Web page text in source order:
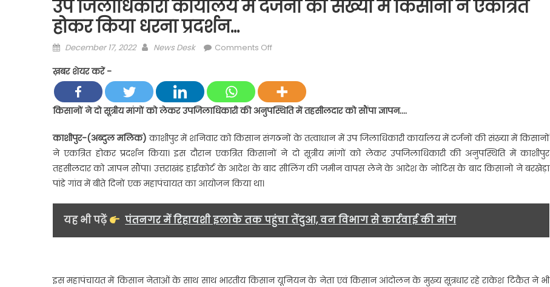
उप जिलाधिकारी कार्यालय में दर्जनों की संख्या में किसानों ने एकत्रित
होकर किया धरना प्रदर्शन…
Posted
December 17, 2022 Author
News Desk Comments Offon
कार्यालय
में
दर्जनों
संख्या
में
किसानों
होकर
किया
धरना
ख़बर शेयर करें -
किसानों ने दो सूत्रीय मांगों को लेकर उपजिलाधिकारी की अनुपस्थिति में तहसीलदार को सौंपा ज्ञापन….
काशीपुर-(अब्दुल मलिक) काशीपुर में शनिवार को किसान संगठनों के तत्वाधान में उप जिलाधिकारी कार्यालय में दर्जनों की संख्या में किसानों
ने एकत्रित होकर प्रदर्शन किया। इस दौरान एकत्रित किसानों ने दो सूत्रीय मांगों को लेकर उपजिलाधिकारी की अनुपस्थिति में काशीपुर
तहसीलदार को ज्ञापन सौंपा। उत्तराखंड हाईकोर्ट के आदेश के बाद सीलिंग की जमीन वापस लेने के आदेश के नोटिस के बाद किसानो ने बरखेड़ा
पांडे गांव में बीते दिनों एक महापंचायत का आयोजन किया था।
यह भी पढ़ें पंतनगर में रिहायशी इलाके तक पहुंचा तेंदुआ, वन विभाग से कार्रवाई की मांग
इस महापंचायत में किसान नेताओं के साथ साथ भारतीय किसान यूनियन के नेता एवं किसान आंदोलन के मुख्य सूत्रधार रहे राकेश टिकैत ने भी